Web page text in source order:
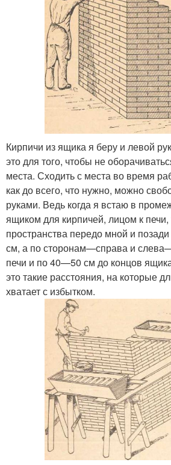
Кирпичи из ящика я беру и левой
это для того, чтобы не
места. Сходить с места во время
как до всего, что нужно, можно
руками. Ведь когда я встаю в
ящиком для кирпичей, лицом к печи,
пространства передо мной и
см, а по сторонам—справа и
печи и по 40—50 см до концов
это такие расстояния, на которые
хватает с избытком.